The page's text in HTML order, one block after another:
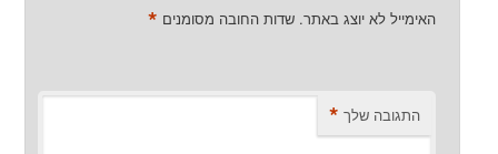
האימייל לא יוצג באתר. שדות החובה מסומנים *
התגובה שלך *